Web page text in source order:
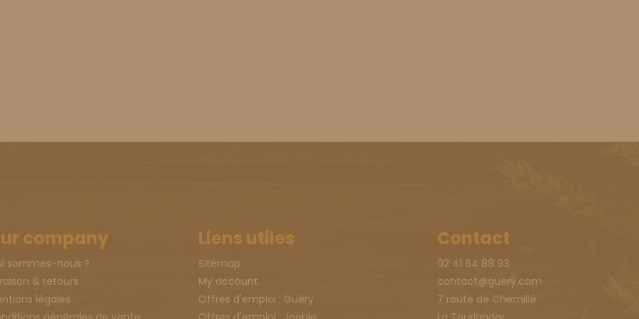
company
sommes-nous ?
& retours
légales
Liens utiles
Sitemap
My account
Offres d'emploi : Guéry
Contact
02 41 64 88 93
contact@guery.com
7 route de Chemillé